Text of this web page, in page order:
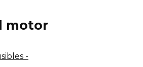
motor